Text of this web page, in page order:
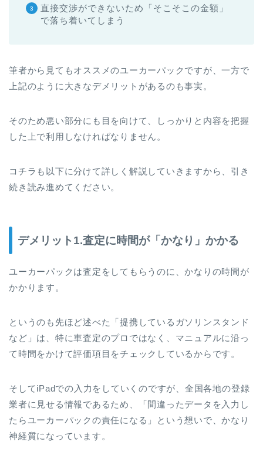
直接交渉ができないため「そこそこの金額」
で落ち着いてしまう
筆者から見てもオススメのユーカーパックですが、一方で
上記のように大きなデメリットがあるのも事実。
そのため悪い部分にも目を向けて、しっかりと内容を把握
した上で利用しなければなりません。
コチラも以下に分けて詳しく解説していきますから、引き
続き読み進めてください。
デメリット1.査定に時間が「かなり」かかる
ユーカーパックは査定をしてもらうのに、かなりの時間が
かかります。
というのも先ほど述べた「提携しているガソリンスタンド
など」は、特に車査定のプロではなく、マニュアルに沿っ
て時間をかけて評価項目をチェックしているからです。
そしてiPadでの入力をしていくのですが、全国各地の登録
業者に見せる情報であるため、「間違ったデータを入力し
たらユーカーパックの責任になる」という想いで、かなり
神経質になっています。